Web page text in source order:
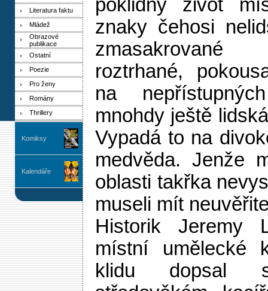
Literatura faktu
Mládež
Obrazové
publikace
Ostatní
Poezie
Pro ženy
Romány
Thrillery
Komiksy
Kalendáře
poklidný život
znaky čehosi
roztrhané,
na
mnohdy ještě
Vypadá to na
medvěda. Jenže
oblasti takřka
museli mít
Historik Jeremy
místní umělecké
klidu dopsal